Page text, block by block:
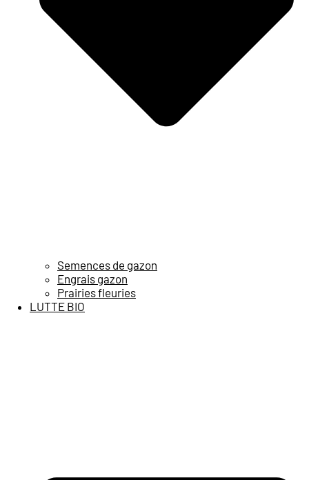
Semences de gazon
Engrais gazon
Prairies fleuries
LUTTE BIO